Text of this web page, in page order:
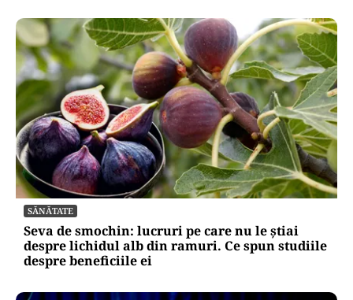
SĂNĂTATE
Seva de smochin: lucruri pe care nu le știai
despre lichidul alb din ramuri. Ce spun studiile
despre beneficiile ei